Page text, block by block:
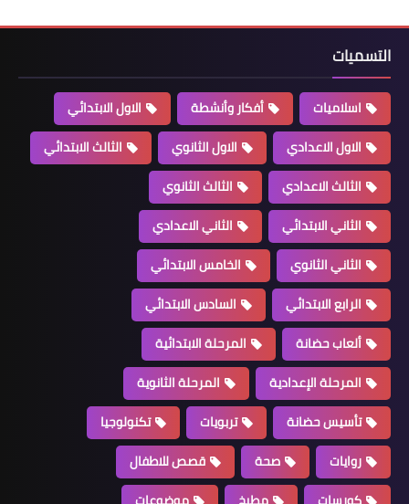
التسميات
اسلاميات أفكار وأنشطة
الاول الابتدائي
الاول الاعدادي
الاول الثانوي
الثالث الابتدائي
الثالث الاعدادي
الثالث الثانوي
الثاني الابتدائي
الثاني الاعدادي
الثاني الثانوي
الخامس الابتدائي
الرابع الابتدائي
السادس الابتدائي
ألعاب حضانة
المرحلة الابتدائية
المرحلة الإعدادية
المرحلة الثانوية
تأسيس حضانة
تربويات
تكنولوجيا
روايات
صحة
قصص للاطفال